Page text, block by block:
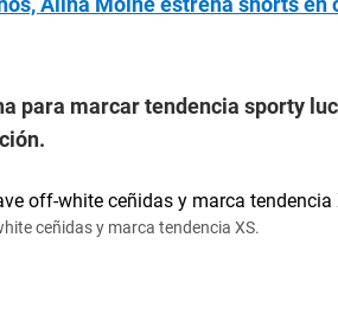
para marcar tendencia sporty
ceñidas y marca tendencia XS.